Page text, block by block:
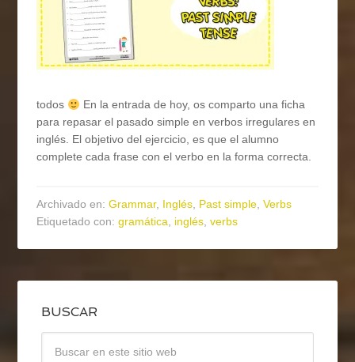
todos
En la entrada de hoy, os comparto una ficha
para repasar el pasado simple en verbos irregulares en
inglés. El objetivo del ejercicio, es que el alumno
complete cada frase con el verbo en la forma correcta.
Archivado en:Grammar, Inglés, Past simple,Verbs
Etiquetado con:gramática, inglés,verbs
BUSCAR